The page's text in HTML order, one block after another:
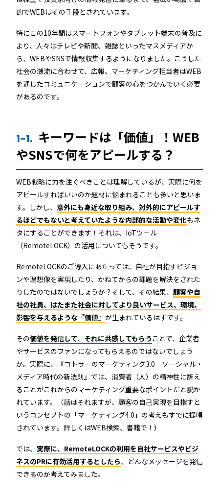
的でWEBはその手段とされています。
特にこの10年間はスマートフォンやタブレット端末の普及に
より、人々はテレビや新聞、雑誌といったマスメディアか
ら、WEBやSNSで情報収集するようになりました。こうした
社会の潮流に合わせて、広報、マーケティング担当者はWEB
を通じたコミュニケーションで顧客の心をつかんでいく必要
があるのです。
1-1. キーワードは「価値」！WEB
やSNSで何をアピールする？
WEB戦略に力を注ぐべきことは理解しているが、実際に何を
アピールすればいいのか題材に悩まれることも多いと思いま
す。しかし、 意外にも身近な取り組み、対外的にアピールす
るほどでもないと考えていたような内部的な活動や変化もネ
タにすることができます！それは、IoTツール
（RemoteLOCK）の活用についてもそうです。
RemoteLOCKのご導入にあたっては、自社が目指すビジョ
ンや理想像を実現したり、かねてからの課題を解決をされた
りしたのではないでしょうか？そして、その結果、 顧客や自
社の社員、はたまた社会に対してより良いサービス、環境、
影響を与えるような『価値』 が生まれているはずです。
その価値を発信して、それに共感してもらう ことで、企業者
やサービスのファンになってもらえるのではないでしょう
か。実際に、『コトラーのマーケティング3.0 ソーシャル・
メディア時代の新法則』では、消費者（人）の精神性に訴え
ることがこれからのマーケティング重要なポイントだと説か
れています。（話はそれますが、顧客の自己実現を目指すと
いうコンセプトの「マーケティング4.0」の考えもすでに提唱
されています。詳しくはWEB検索、書籍で！）
では、 実際に、RemoteLOCKの利用を自社サービスやビジ
ネスのPRに有効活用するとしたら、どんなメッセージを発信
できるのか考えてみました。
宿泊施設
RemoteLOCKを導入するメリット
活用事例
お客さまの声
ホテルや宿泊施設に導入するスマートロックの選び方
とポイントを解説
Apple ウォレットを使った宿泊施設のキーレス化と
は？
ホーム
機能
機能トップ
ユニバーサルアクセスキー＆かぎ
パス
システム連携
システム連携トップ
連携システム一覧
API連携
製品情報
製品情報トップ
製品ラインナップ
利用事例
利用事例トップ
導入の流れ